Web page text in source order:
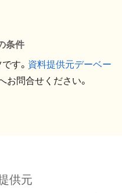
条件
す。 資料提供元デーベー
お問合せください。
供元